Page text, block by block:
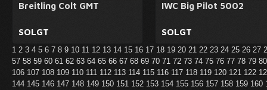
Breitling Colt GMT
SOLGT
IWC Big Pilot 5002
SOLGT
1 2 3 4 5 6 7 8 9 10 11 12 13 14 15 16 17 18 19 20 21 22 23 24 25 26 27
57 58 59 60 61 62 63 64 65 66 67 68 69 70 71 72 73 74 75 76 77 78 79
106 107 108 109 110 111 112 113 114 115 116 117 118 119 120 121 122
144 145 146 147 148 149 150 151 152 153 154 155 156 157 158 159 160